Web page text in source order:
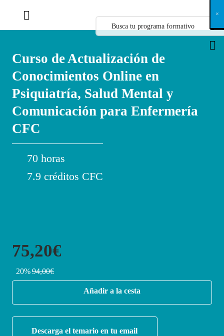
Curso de Actualización de
Conocimientos Online en
Psiquiatría, Salud Mental y
Comunicación para Enfermería
CFC
70 horas
7.9 créditos CFC
75,20€
20%94,00€
Añadir a la cesta
Descarga el temario en tu email
X
×
×
×
×
×
×
×
×
×
×
×
×
×
×
×
×
×
×
×
×
×
×
×
×
×
×
×
×
×
×
×
×
×
×
×
×
×
×
×
×
×
×
×
×
×
×
×
×
×
×
×
×
×
×
×
×
×
×
×
×
×
×
×
×
×
×
×
×
×
×
×
×
×
×
×
×
×
×
×
×
×
×
×
×
×
×
×
×
×
×
×
×
×
×
×
×
×
×
×
×
×
×
×
×
×
×
×
×
×
×
×
×
×
×
×
×
×
×
×
×
×
×
×
×
×
×
×
×
×
×
×
×
×
×
×
×
×
×
×
×
×
×
×
×
×
×
×
×
×
×
×
×
×
×
×
×
×
×
×
×
×
×
×
×
×
×
×
×
×
×
×
×
×
×
×
×
×
×
×
×
×
×
×
×
×
×
×
×
×
×
×
×
×
×
×
×
×
×
×
×
×
×
×
×
×
×
×
×
×
×
×
×
×
×
×
×